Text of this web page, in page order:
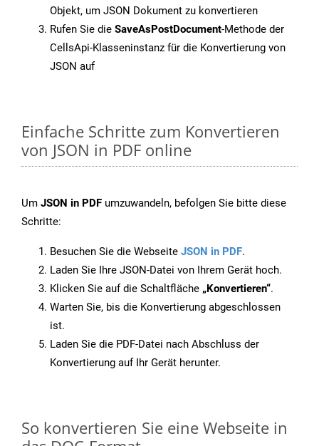
Objekt, um JSON Dokument zu konvertieren
Rufen Sie die SaveAsPostDocument-Methode der
CellsApi-Klasseninstanz für die Konvertierung von
JSON auf
Einfache Schritte zum Konvertieren
von JSON in PDF online
Um JSON in PDF umzuwandeln, befolgen Sie bitte diese
Schritte:
Besuchen Sie die Webseite JSON in PDF.
Laden Sie Ihre JSON-Datei von Ihrem Gerät hoch.
Klicken Sie auf die Schaltfläche „Konvertieren“.
Warten Sie, bis die Konvertierung abgeschlossen
ist.
Laden Sie die PDF-Datei nach Abschluss der
Konvertierung auf Ihr Gerät herunter.
So konvertieren Sie eine Webseite in